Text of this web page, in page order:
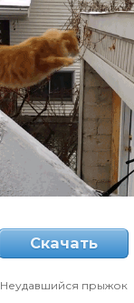
Скачать
Неудавшийся прыжок